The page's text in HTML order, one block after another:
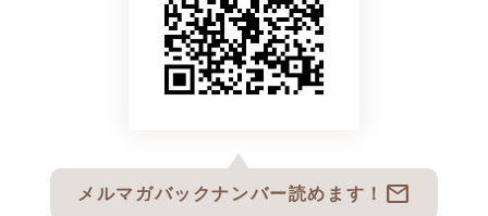
メルマガバックナンバー読めます！ mail